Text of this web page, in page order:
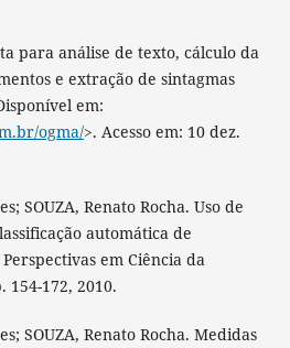
para análise de texto, cálculo da
e extração de sintagmas
em:
ogma/>. Acesso em: 10 dez.
SOUZA, Renato Rocha. Uso de
automática de
em Ciência da
154-172, 2010.
SOUZA, Renato Rocha. Medidas